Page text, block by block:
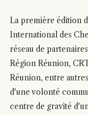
La première édition
International des
réseau de
Région Réunion,
Réunion, entre
d'une volonté
centre de gravité